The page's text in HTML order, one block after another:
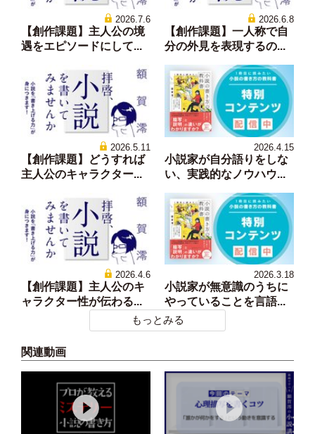
2026.7.6
【創作課題】主人公の境
遇をエピソードにして...
2026.6.8
【創作課題】一人称で自
分の外見を表現するの...
2026.5.11
【創作課題】どうすれば
主人公のキャラクター...
2026.4.15
小説家が自分語りをしな
い、実践的なノウハウ...
2026.4.6
【創作課題】主人公のキ
ャラクター性が伝わる...
2026.3.18
小説家が無意識のうちに
やっていることを言語...
もっとみる
関連動画